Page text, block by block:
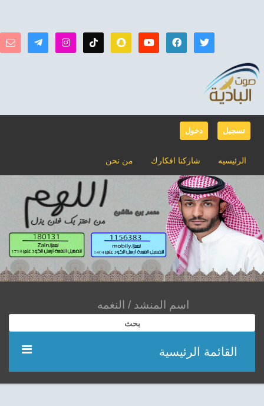
دخول تسجيل
من نحن شاركنا افكارك الرئيسيه
بحث
القائمة الرئيسية